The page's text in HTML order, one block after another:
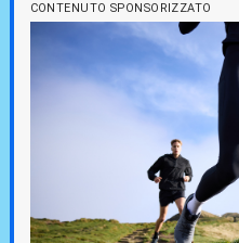
CONTENUTO SPONSORIZZATO